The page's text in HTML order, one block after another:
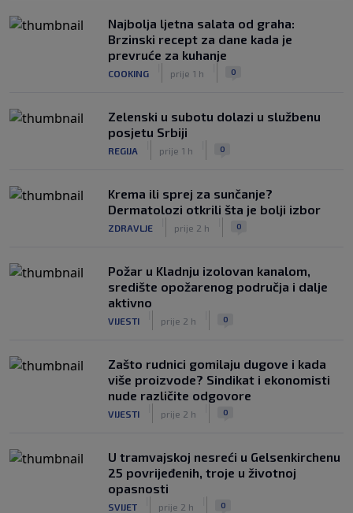
NOGOMET
| | 0
Izvinjenje s elementima prijetnje i
„gomila slabića“ u UEFA-i
Najbolja ljetna salata od graha:
Brzinski recept za dane kada je
prevruće za kuhanje
COOKING prije 1 h 0
Zelenski u subotu dolazi u službenu
posjetu Srbiji
REGIJA prije 1 h 0
Krema ili sprej za sunčanje?
Dermatolozi otkrili šta je bolji izbor
ZDRAVLJE prije 2 h 0
Požar u Kladnju izolovan kanalom,
središte opožarenog područja i dalje
aktivno
VIJESTI prije 2 h 0
Zašto rudnici gomilaju dugove i kada
više proizvode? Sindikat i ekonomisti
nude različite odgovore
VIJESTI prije 2 h 0
U tramvajskoj nesreći u Gelsenkirchenu
25 povrijeđenih, troje u životnoj
opasnosti
SVIJET prije 2 h 0